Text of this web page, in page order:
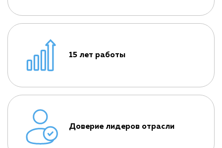
15 лет работы
Доверие лидеров отрасли